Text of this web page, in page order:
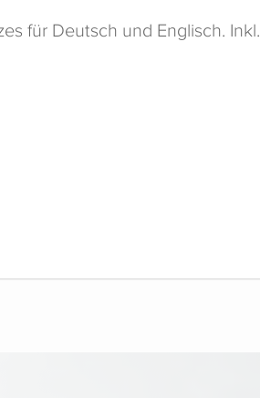
für Deutsch und Englisch. Inkl.